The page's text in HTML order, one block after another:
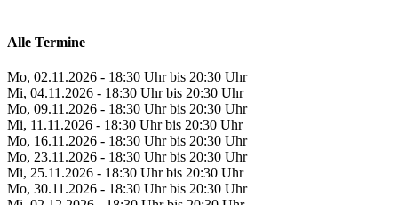
Alle Termine
Mo, 02.11.2026 - 18:30 Uhr bis 20:30 Uhr
Mi, 04.11.2026 - 18:30 Uhr bis 20:30 Uhr
Mo, 09.11.2026 - 18:30 Uhr bis 20:30 Uhr
Mi, 11.11.2026 - 18:30 Uhr bis 20:30 Uhr
Mo, 16.11.2026 - 18:30 Uhr bis 20:30 Uhr
Mo, 23.11.2026 - 18:30 Uhr bis 20:30 Uhr
Mi, 25.11.2026 - 18:30 Uhr bis 20:30 Uhr
Mo, 30.11.2026 - 18:30 Uhr bis 20:30 Uhr